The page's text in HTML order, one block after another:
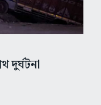
দুর্ঘটনা